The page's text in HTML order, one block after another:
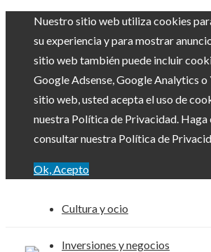
Nuestro sitio web utiliza cookies
su experiencia y para mostrar
sitio web también puede incluir
Google Adsense, Google Analytics o
sitio web, usted acepta el uso de
nuestra Política de Privacidad.
consultar nuestra Política de
Ok, Acepto
Cultura y ocio
Inversiones y negocios